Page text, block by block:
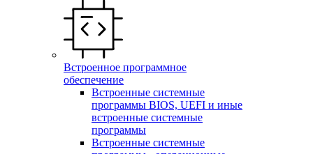
Встроенное программное
обеспечение
Встроенные системные
программы BIOS, UEFI и иные
встроенные системные
программы
Встроенные системные